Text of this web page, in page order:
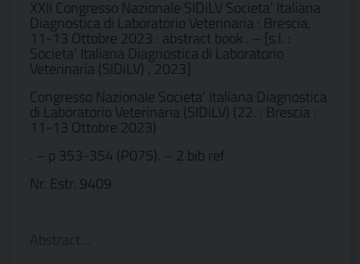
XXII Congresso Nazionale SIDiLV Societa’ Italiana
Diagnostica di Laboratorio Veterinaria : Brescia,
11-13 Ottobre 2023 : abstract book . – [s.l. :
Societa’ Italiana Diagnostica di Laboratorio
Veterinaria (SIDiLV) , 2023]
Congresso Nazionale Societa’ Italiana Diagnostica
di Laboratorio Veterinaria (SIDiLV) (22. : Brescia :
11-13 Ottobre 2023)
. – p 353-354 (P075). – 2 bib ref
Nr. Estr. 9409
Abstract…